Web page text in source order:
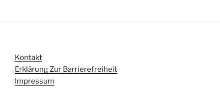
Kontakt
Erklärung Zur Barrierefreiheit
Impressum